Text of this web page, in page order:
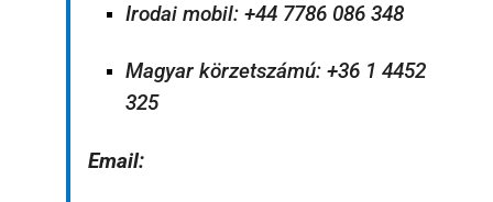
Irodai mobil: +44 7786 086 348
Magyar körzetszámú: +36 1 4452
325
Email: